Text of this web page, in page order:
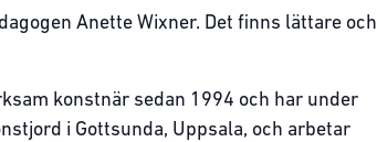
Anette Wixner. Det finns lättare och
konstnär sedan 1994 och har under
i Gottsunda, Uppsala, och arbetar